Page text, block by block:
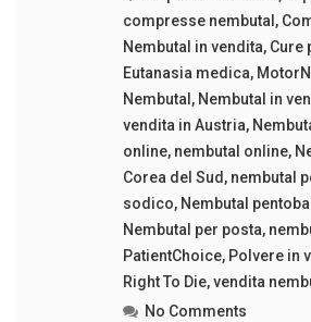
compresse nembutal ,
Nembutal in vendita, Cure
Eutanasia medica,
Nembutal , Nembutal in
vendita in Austria,
online, nembutal online,
Corea del Sud , nembutal
sodico, Nembutal
Nembutal per posta,
PatientChoice, Polvere in
Right To Die,vendita
No Comments